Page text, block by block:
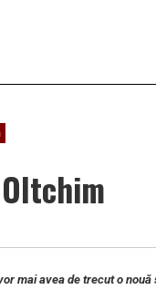
mai avea de trecut o